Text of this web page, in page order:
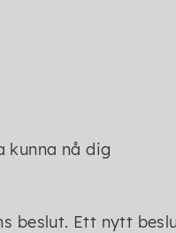
kunna nå dig
beslut. Ett nytt